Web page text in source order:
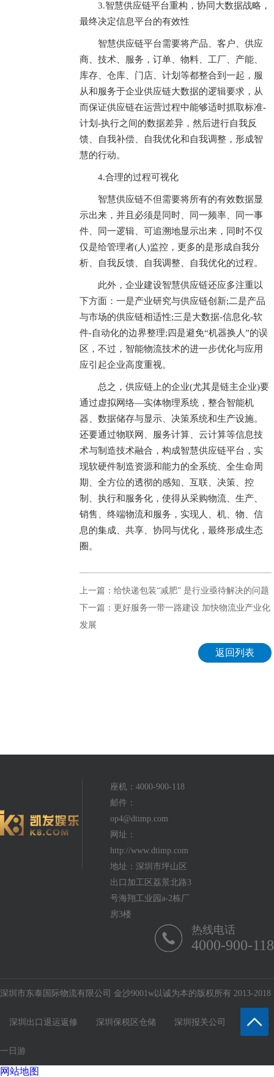
3.智慧供应链平台重构，协同大数据战略，
最终决定信息平台的有效性
智慧供应链平台需要将产品、客户、供应
商、技术、服务，订单、物料、工厂、产能、
库存、仓库、门店、计划等都整合到一起，服
从和服务于企业供应链大数据的逻辑要求，从
而保证供应链在运营过程中能够适时抓取标准-
计划-执行之间的数据差异，然后进行自我反
馈、自我补偿、自我优化和自我调整，形成智
慧的行动。
4.合理的过程可视化
智慧供应链不但需要将所有的有效数据显
示出来，并且必须是同时、同一频率、同一事
件、同一逻辑、可追溯地显示出来，同时不仅
仅是给管理者(人)监控，更多的是形成自我分
析、自我反馈、自我调整、自我优化的过程。
此外，企业建设智慧供应链还应多注重以
下方面：一是产业研究与供应链创新;二是产品
与市场的供应链相适性;三是大数据-信息化-软
件-自动化的边界整理;四是避免“机器换人”的误
区，不过，智能物流技术的进一步优化与应用
应引起企业高度重视。
总之，供应链上的企业(尤其是链主企业)要
通过虚拟网络—实体物理系统，整合智能机
器、数据储存与显示、决策系统和生产设施。
还要通过物联网、服务计算、云计算等信息技
术与制造技术融合，构成智慧供应链平台，实
现软硬件制造资源和能力的全系统、全生命周
期、全方位的透彻的感知、互联、决策、控
制、执行和服务化，使得从采购物流、生产、
销售、终端物流和服务，实现人、机、物、信
息的集成、共享、协同与优化，最终形成生态
圈。
上一篇：给快递包装“减肥” 是行业亟待解决的问题
下一篇：更好服务一带一路建设 加快物流业产业化
发展
返回列表
座机：4000-900-118
邮件：
op4@dtimp.com
网址：
http://www.dtimp.com
地址：深圳市坪山区
出口加工区荔景北路3
号海翔工业园a-2栋厂
房3楼
热线电话
4000-900-118
深圳市东泰国际物流有限公司 金沙9001w以诚为本的版权所有 2013-2018
深圳出口退运返修 深圳保税区仓储 深圳报关公司 保税区
一日游
网站地图